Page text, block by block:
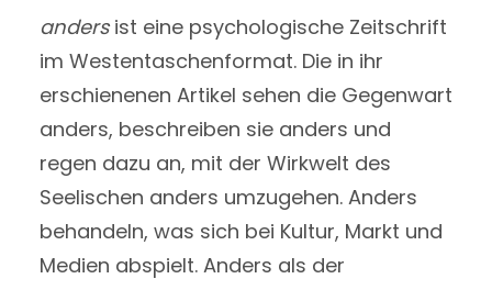
andersist eine psychologische Zeitschrift
im Westentaschenformat. Die in ihr
erschienenen Artikel sehen die Gegenwart
anders, beschreiben sie anders und
regen dazu an, mit der Wirkwelt des
Seelischen anders umzugehen. Anders
behandeln, was sich bei Kultur, Markt und
Medien abspielt. Anders als der